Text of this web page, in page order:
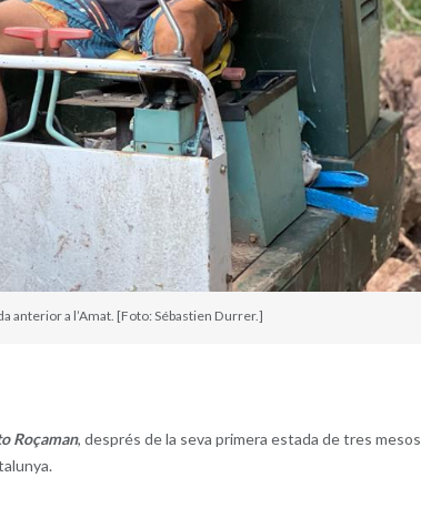
anterior a l’Amat. [Foto: Sébastien Durrer.]
Roçaman, després de la seva primera estada de tres mesos